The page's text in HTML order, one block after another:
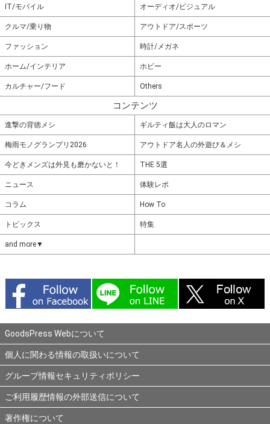
IT/モバイル オーディオ/ビジュアル
クルマ/乗り物 アウトドア/スポーツ
ファッション 時計/メガネ
ホーム/インテリア ホビー
カルチャー/フード Others
コンテンツ
進撃の背徳メシ ギルティ飯は大人のロマン
梅雨モノグランプリ2026 アウトドア名人の外遊び＆メシ
今どきメンズは外見も磨かないと！ THE 5選
ニュース 体験レポ
コラム How To
トピックス 特集
and more▼
GoodsPress Webについて
個人に関わる情報の取扱いについて
グループ情報セキュリティポリシー
ご利用履歴情報の外部送信について
著作権について